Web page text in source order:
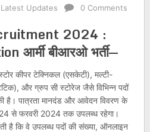
Latest Updates 0 Comments
2024 :
आर्मी बीआरओ भर्ती—
कीपर टेक्निकल (एसकेटी), मल्टी-
और ग्रुप सी स्टोरेज जैसे विभिन्न पदों
है। पात्रता मानदंड और आवेदन विवरण के
से फरवरी 2024 तक उपलब्ध रहेगा।
है कि वे उपलब्ध पदों की संख्या, ऑनलाइन